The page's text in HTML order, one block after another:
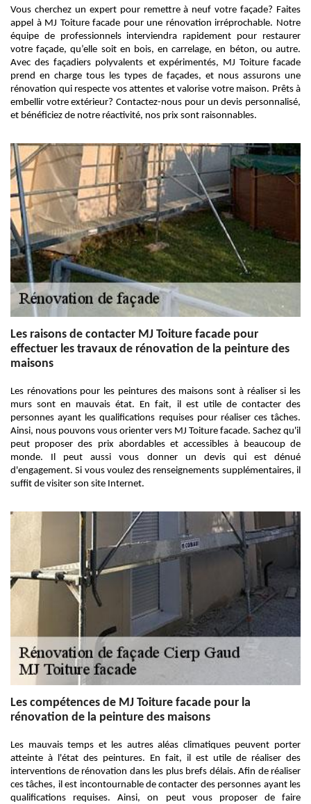
Vous cherchez un expert pour remettre à neuf votre façade? Faites
appel à MJ Toiture facade pour une rénovation irréprochable. Notre
équipe de professionnels interviendra rapidement pour restaurer
votre façade, qu’elle soit en bois, en carrelage, en béton, ou autre.
Avec des façadiers polyvalents et expérimentés, MJ Toiture facade
prend en charge tous les types de façades, et nous assurons une
rénovation qui respecte vos attentes et valorise votre maison. Prêts à
embellir votre extérieur? Contactez-nous pour un devis personnalisé,
et bénéficiez de notre réactivité, nos prix sont raisonnables.
Les raisons de contacter MJ Toiture facade pour
effectuer les travaux de rénovation de la peinture des
maisons
Les rénovations pour les peintures des maisons sont à réaliser si les
murs sont en mauvais état. En fait, il est utile de contacter des
personnes ayant les qualifications requises pour réaliser ces tâches.
Ainsi, nous pouvons vous orienter vers MJ Toiture facade. Sachez qu'il
peut proposer des prix abordables et accessibles à beaucoup de
monde. Il peut aussi vous donner un devis qui est dénué
d'engagement. Si vous voulez des renseignements supplémentaires, il
suffit de visiter son site Internet.
Les compétences de MJ Toiture facade pour la
rénovation de la peinture des maisons
Les mauvais temps et les autres aléas climatiques peuvent porter
atteinte à l'état des peintures. En fait, il est utile de réaliser des
interventions de rénovation dans les plus brefs délais. Afin de réaliser
ces tâches, il est incontournable de contacter des personnes ayant les
qualifications requises. Ainsi, on peut vous proposer de faire